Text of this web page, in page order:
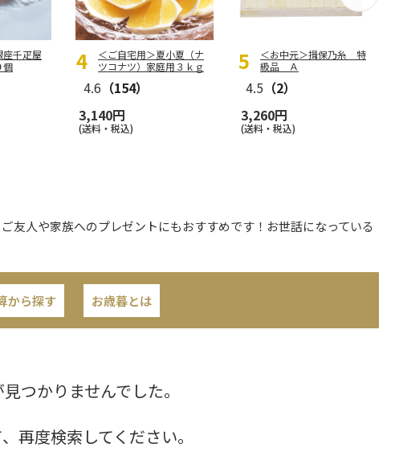
座千疋屋
個
＜ご自宅用＞夏小夏（ナ
ツコナツ）家庭用３ｋｇ
4.6 （154）
3,140円
(送料・税込)
＜お中元＞揖保乃糸 特
級品 Ａ
4.5 （2）
3,260円
(送料・税込)
友人や家族へのプレゼントにもおすすめです！お世話になっている
から探す お歳暮とは
つかりませんでした。
再度検索してください。